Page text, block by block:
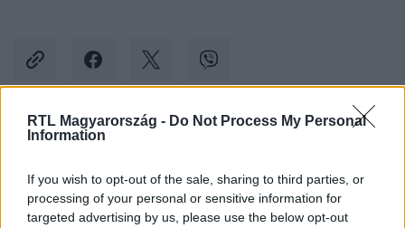
RTL Magyarország - Do Not Process My Personal
Information
If you wish to opt-out of the sale, sharing to third parties, or
processing of your personal or sensitive information for
targeted advertising by us, please use the below opt-out
Kövess minket, és értesülj a friss hírekről a
Követem